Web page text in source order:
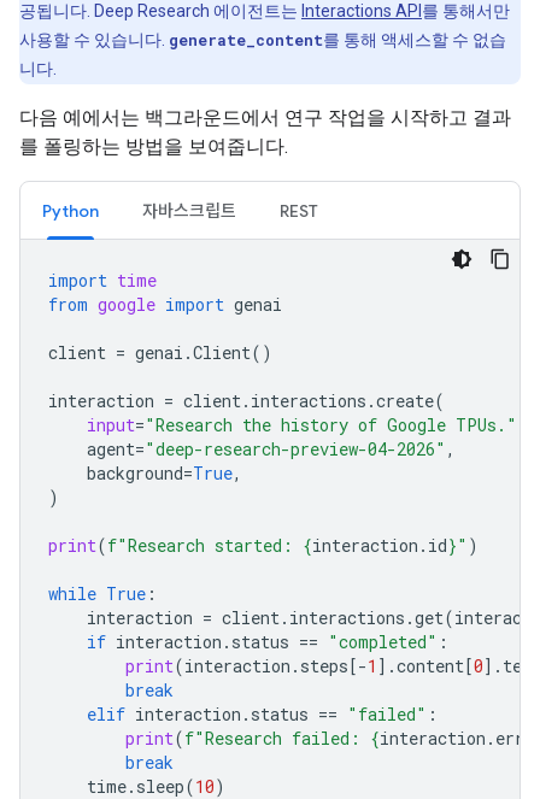
공됩니다. Deep Research 에이전트는 Interactions API 를 통해서만
사용할 수 있습니다. generate_content를 통해 액세스할 수 없습
니다.
다음 예에서는 백그라운드에서 연구 작업을 시작하고 결과
를 폴링하는 방법을 보여줍니다.
Python 자바스크립트 REST
import time
from google import genai
client = genai .Client()
interaction = client. interactions .create(
input="Research the history of Google TPUs."
agent="deep-research-preview-04-2026" ,
background=True,
)
print(f"Research started: {interaction . id}" )
while True :
interaction = client. interactions .get(
if interaction . status == "completed" :
print(interaction . steps[-1 ] .content[0] . text
break
elif interaction . status == "failed" :
print(f"Research failed: {interaction .
break
time. sleep(10)